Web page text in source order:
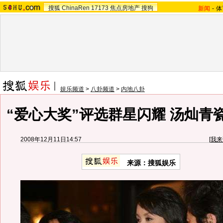
搜狐 ChinaRen 17173 焦点房地产 搜狗 新闻 -
娱乐频道 > 八卦频道 > 内地八卦
“爱心大奖”评选群星闪耀 汤灿青
2008年12月11日14:57 [我
来源：搜狐娱乐